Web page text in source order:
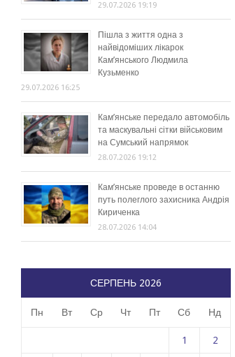
29.07.2026 19:19
Пішла з життя одна з
найвідоміших лікарок
Кам’янського Людмила
Кузьменко
29.07.2026 16:25
Кам’янське передало автомобіль
та маскувальні сітки військовим
на Сумський напрямок
28.07.2026 19:12
Кам’янське проведе в останню
путь полеглого захисника Андрія
Кириченка
28.07.2026 14:04
СЕРПЕНЬ 2026
Пн Вт Ср Чт Пт Сб Нд
1 2